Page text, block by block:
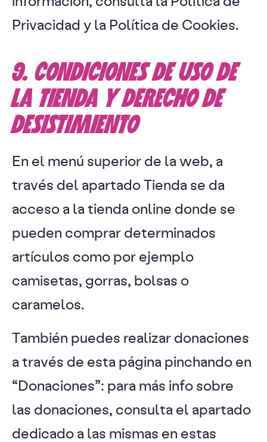
Privacidad y la Política de Cookies.
9. CONDICIONES DE USO DE
LA TIENDA Y DERECHO DE
DESISTIMIENTO
En el menú superior de la web, a
través del apartado Tienda se da
acceso a la tienda online donde se
pueden comprar determinados
artículos como por ejemplo
camisetas, gorras, bolsas o
caramelos.
También puedes realizar donaciones
a través de esta página pinchando en
“Donaciones”: para más info sobre
las donaciones, consulta el apartado
dedicado a las mismas en estas